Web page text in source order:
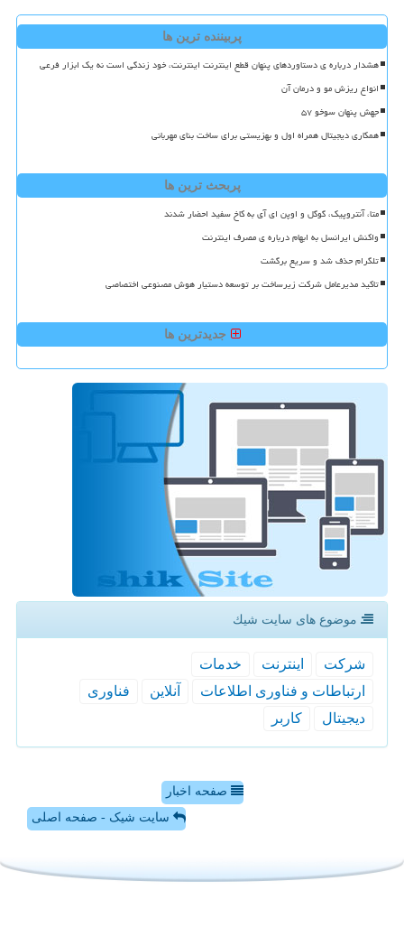
پربیننده ترین ها
هشدار درباره ی دستاوردهای پنهان قطع اینترنت اینترنت، خود زندگی است نه یک ابزار فرعی
انواع ریزش مو و درمان آن
جهش پنهان سوخو ۵۷
همکاری دیجیتال همراه اول و بهزیستی برای ساخت بنای مهربانی
پربحث ترین ها
متا، آنتروپیک، گوگل و اوپن ای آی به کاخ سفید احضار شدند
واکنش ایرانسل به ابهام درباره ی مصرف اینترنت
تلگرام حذف شد و سریع برگشت
تاکید مدیرعامل شرکت زیرساخت بر توسعه دستیار هوش مصنوعی اختصاصی
جدیدترین ها
موضوع های سایت شیك
شركت اینترنت
خدمات
ارتباطات و فناوری اطلاعات
آنلاین
فناوری
دیجیتال
كاربر
صفحه اخبار
سایت شیک - صفحه اصلی